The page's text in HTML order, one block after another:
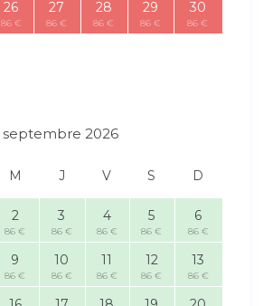
26
86 €
27
86 €
28
86 €
29
86 €
30
86 €
septembre 2026
M J V S D
2
86 €
3
86 €
4
86 €
5
86 €
6
86 €
9
86 €
10
86 €
11
86 €
12
86 €
13
86 €